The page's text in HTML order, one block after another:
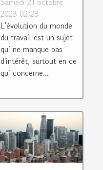
travail : le cas
de Toulouse
Blagnac
2023 02:28
L'évolution du monde
du travail est un sujet
qui ne manque pas
d'intérêt, surtout en ce
qui concerne...